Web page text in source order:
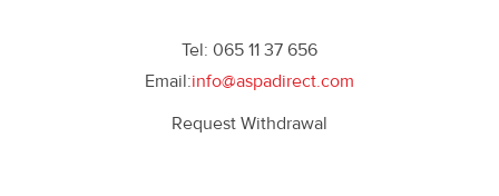
Tel: 065 11 37 656
Email:info@aspadirect.com
Request Withdrawal